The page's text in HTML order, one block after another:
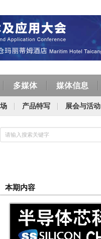
多媒体 媒体信息
产品特写 展会与活动
本期内容